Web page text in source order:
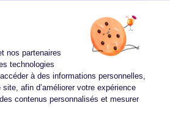
et doit être remboursé.
de remboursement avant de
vous engager.